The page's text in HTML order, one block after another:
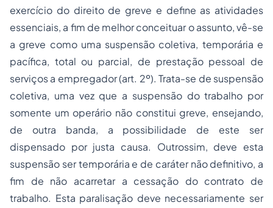
exercício do direito de greve e define as atividades
essenciais, a fim de melhor conceituar o assunto, vê-se
a greve como uma suspensão coletiva, temporária e
pacífica, total ou parcial, de prestação pessoal de
serviços a empregador (art. 2º). Trata-se de suspensão
coletiva, uma vez que a suspensão do trabalho por
somente um operário não constitui greve, ensejando,
de outra banda, a possibilidade de este ser
dispensado por justa causa. Outrossim, deve esta
suspensão ser temporária e de caráter não definitivo, a
fim de não acarretar a cessação do contrato de
trabalho. Esta paralisação deve necessariamente ser